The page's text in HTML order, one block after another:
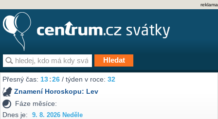
reklama
Přesný čas:13 26 / týden v roce:32
Znamení Horoskopu: Lev
Fáze měsíce:
Dnes je:
9. 8. 2026 Neděle